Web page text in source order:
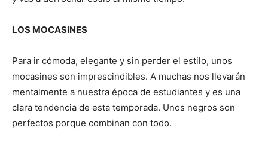
LOS MOCASINES
Para ir cómoda, elegante y sin perder el estilo, unos
mocasines son imprescindibles. A muchas nos llevarán
mentalmente a nuestra época de estudiantes y es una
clara tendencia de esta temporada. Unos negros son
perfectos porque combinan con todo.